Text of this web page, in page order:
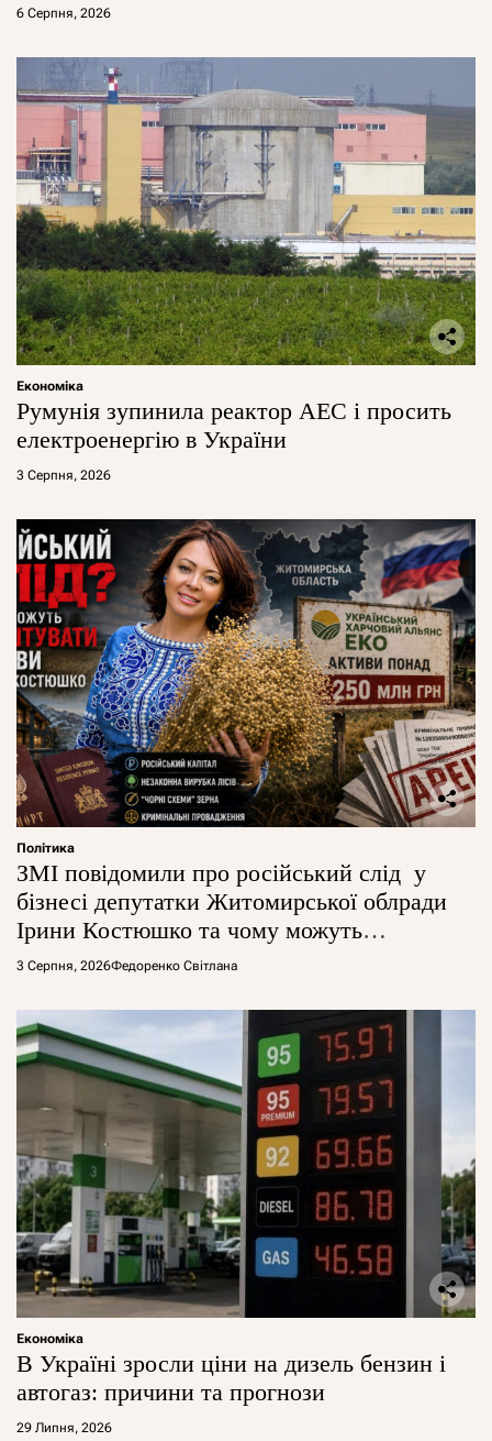
6 Серпня, 2026
Економіка
Румунія зупинила реактор АЕС і просить
електроенергію в України
3 Серпня, 2026
Політика
ЗМІ повідомили про російський слід у
бізнесі депутатки Житомирської облради
Ірини Костюшко та чому можуть
арештувати її активи
3 Серпня, 2026Федоренко Світлана
Економіка
В Україні зросли ціни на дизель бензин і
автогаз: причини та прогнози
29 Липня, 2026